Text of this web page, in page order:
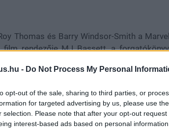
- Do Not Process My Personal
opt-out of the sale, sharing to third parties, or
for targeted advertising by us, please use
selection. Please note that after your opt-out
interest-based ads based on personal
Thomas és Barry Windsor-Smith a
film rendezője MJ Bassett, a
Wallis Day, Martyn Ford, Michael
A film augusztus 15-én kerül a
lesz elérhető.
csatornánkon, íme: